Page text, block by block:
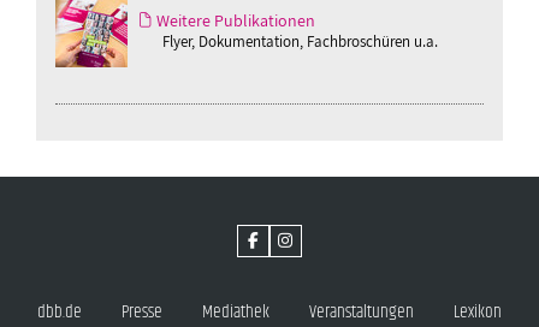
Weitere Publikationen
Flyer, Dokumentation, Fachbroschüren u.a.
dbb.de Presse Mediathek Veranstaltungen Lexikon